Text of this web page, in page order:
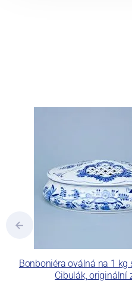
Bonboniéra oválná na 1 kg
Cibulák, originální